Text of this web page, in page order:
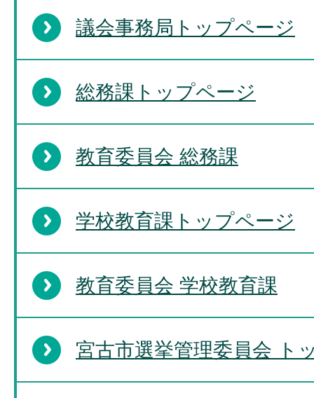
議会事務局トップページ
総務課トップページ
教育委員会 総務課
学校教育課トップページ
教育委員会 学校教育課
宮古市選挙管理委員会 ト